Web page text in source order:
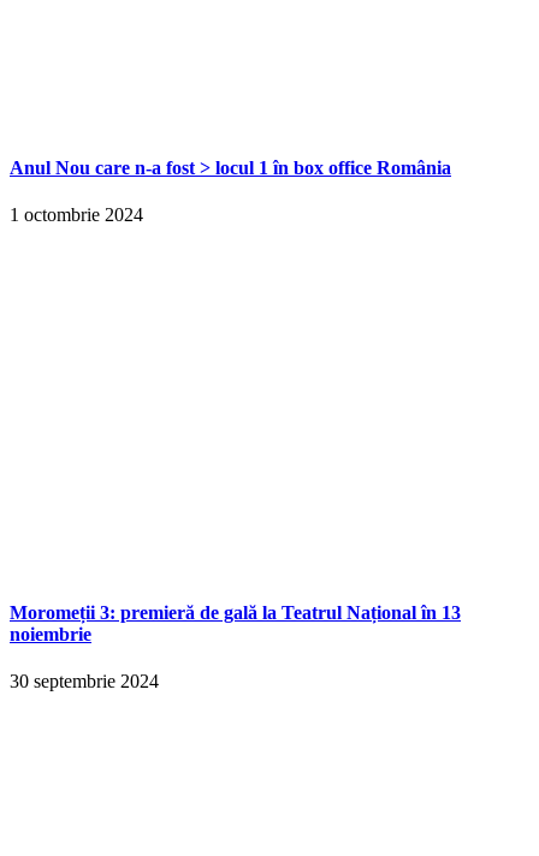
Anul Nou care n-a fost > locul 1 în box office România
1 octombrie 2024
Moromeții 3: premieră de gală la Teatrul Național în 13
noiembrie
30 septembrie 2024